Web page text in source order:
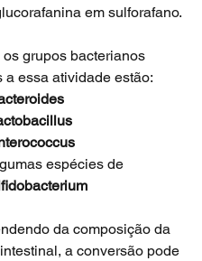
em sulforafano.
a essa atividade estão:
espécies de
a conversão pode